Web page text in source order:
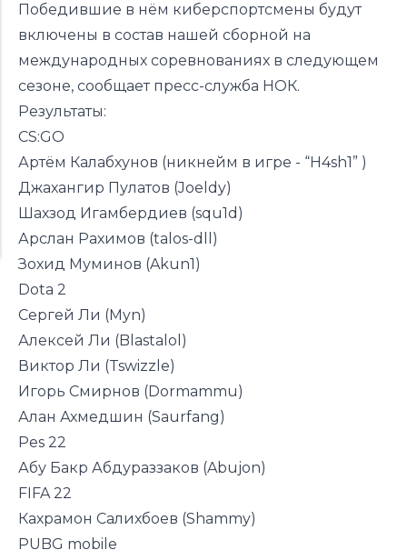
Победившие в нём киберспортсмены будут
включены в состав нашей сборной на
международных соревнованиях в следующем
сезоне, сообщает пресс-служба НОК.
Результаты:
CS:GO
Артём Калабхунов (никнейм в игре - “H4sh1” )
Джахангир Пулатов (Joeldy)
Шахзод Игамбердиев (squ1d)
Арслан Рахимов (talos-dll)
Зохид Муминов (Akun1)
Dota 2
Сергей Ли (Мyn)
Алексей Ли (Blastalol)
Виктор Ли (Tswizzle)
Игорь Смирнов (Dormammu)
Алан Ахмедшин (Saurfang)
Pes 22
Абу Бакр Абдураззаков (Abujon)
FIFA 22
Кахрамон Салихбоев (Shammy)
PUBG mobile